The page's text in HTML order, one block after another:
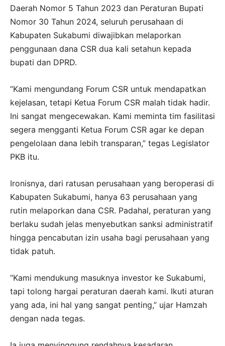
Daerah Nomor 5 Tahun 2023 dan Peraturan Bupati
Nomor 30 Tahun 2024, seluruh perusahaan di
Kabupaten Sukabumi diwajibkan melaporkan
penggunaan dana CSR dua kali setahun kepada
bupati dan DPRD.
“Kami mengundang Forum CSR untuk mendapatkan
kejelasan, tetapi Ketua Forum CSR malah tidak hadir.
Ini sangat mengecewakan. Kami meminta tim fasilitasi
segera mengganti Ketua Forum CSR agar ke depan
pengelolaan dana lebih transparan,” tegas Legislator
PKB itu.
Ironisnya, dari ratusan perusahaan yang beroperasi di
Kabupaten Sukabumi, hanya 63 perusahaan yang
rutin melaporkan dana CSR. Padahal, peraturan yang
berlaku sudah jelas menyebutkan sanksi administratif
hingga pencabutan izin usaha bagi perusahaan yang
tidak patuh.
“Kami mendukung masuknya investor ke Sukabumi,
tapi tolong hargai peraturan daerah kami. Ikuti aturan
yang ada, ini hal yang sangat penting,” ujar Hamzah
dengan nada tegas.